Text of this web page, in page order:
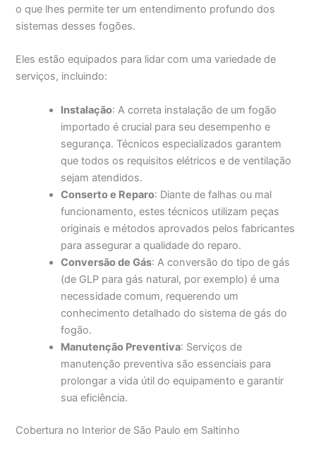
o que lhes permite ter um entendimento profundo dos
sistemas desses fogões.
Eles estão equipados para lidar com uma variedade de
serviços, incluindo:
Instalação: A correta instalação de um fogão
importado é crucial para seu desempenho e
segurança. Técnicos especializados garantem
que todos os requisitos elétricos e de ventilação
sejam atendidos.
Conserto e Reparo: Diante de falhas ou mal
funcionamento, estes técnicos utilizam peças
originais e métodos aprovados pelos fabricantes
para assegurar a qualidade do reparo.
Conversão de Gás: A conversão do tipo de gás
(de GLP para gás natural, por exemplo) é uma
necessidade comum, requerendo um
conhecimento detalhado do sistema de gás do
fogão.
Manutenção Preventiva: Serviços de
manutenção preventiva são essenciais para
prolongar a vida útil do equipamento e garantir
sua eficiência.
Cobertura no Interior de São Paulo em Saltinho